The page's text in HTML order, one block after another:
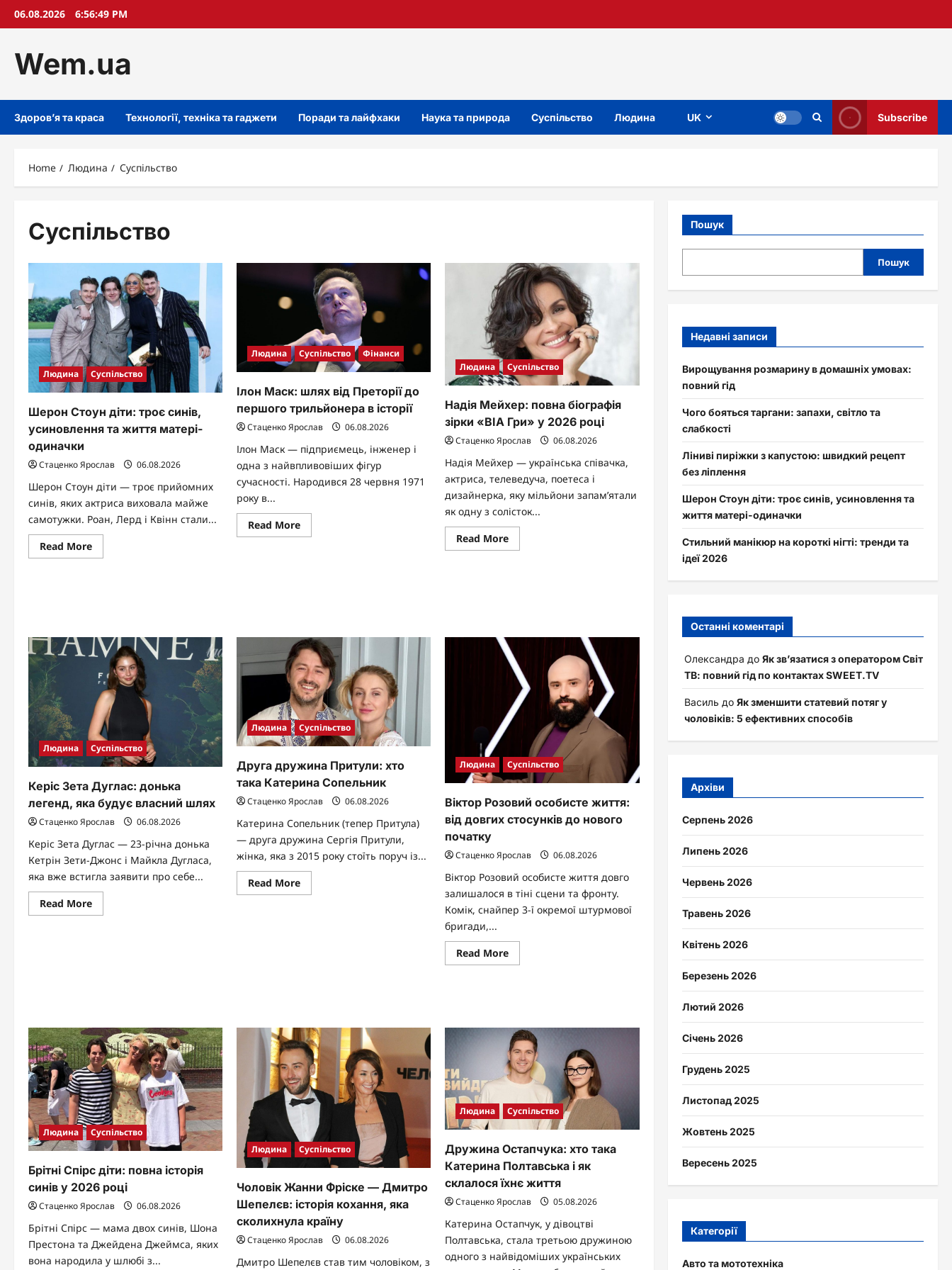
Skip06.08.2026 6:56:50 PM
Wem.ua
Здоров’я та краса Технології, техніка та гаджети Поради та лайфхаки Наука та природа Суспільство Людина UK Subscribe
Home Людина Суспільство
Суспільство
Людина Суспільство
Шерон Стоун діти: троє синів,
усиновлення та життя матері-
одиначки
Стаценко Ярослав 06.08.2026
Шерон Стоун діти — троє прийомних
синів, яких актриса виховала майже
самотужки. Роан, Лерд і Квінн стали...
Read MoreRead
more
та
життя
матері-
одиначки
Людина Суспільство Фінанси
Ілон Маск: шлях від Преторії до
першого трильйонера в історії
Стаценко Ярослав 06.08.2026
Ілон Маск — підприємець, інженер і
одна з найвпливовіших фігур
сучасності. Народився 28 червня 1971
року в...
Read MoreRead
more
історії
Людина Суспільство
Надія Мейхер: повна біографія
зірки «ВІА Гри» у 2026 році
Стаценко Ярослав 06.08.2026
Надія Мейхер — українська співачка,
актриса, телеведуча, поетеса і
дизайнерка, яку мільйони запам’ятали
як одну з солісток...
Read MoreRead
more
у
2026
році
Людина Суспільство
Керіс Зета Дуглас: донька
легенд, яка будує власний шлях
Стаценко Ярослав 06.08.2026
Керіс Зета Дуглас — 23-річна донька
Кетрін Зети-Джонс і Майкла Дугласа,
яка вже встигла заявити про себе...
Read MoreRead
more
Людина Суспільство
Друга дружина Притули: хто
така Катерина Сопельник
Стаценко Ярослав 06.08.2026
Катерина Сопельник (тепер Притула)
— друга дружина Сергія Притули,
жінка, яка з 2015 року стоїть поруч із...
Read MoreRead
more
Людина Суспільство
Віктор Розовий особисте життя:
від довгих стосунків до нового
початку
Стаценко Ярослав 06.08.2026
Віктор Розовий особисте життя довго
залишалося в тіні сцени та фронту.
Комік, снайпер 3-ї окремої штурмової
бригади,...
Read MoreRead
more
довгих
стосунків
до
нового
початку
Людина Суспільство
Брітні Спірс діти: повна історія
синів у 2026 році
Стаценко Ярослав 06.08.2026
Брітні Спірс — мама двох синів, Шона
Престона та Джейдена Джеймса, яких
вона народила у шлюбі з...
Людина Суспільство
Чоловік Жанни Фріске — Дмитро
Шепелєв: історія кохання, яка
сколихнула країну
Стаценко Ярослав 06.08.2026
Дмитро Шепелєв став тим чоловіком, з
Людина Суспільство
Дружина Остапчука: хто така
Катерина Полтавська і як
склалося їхнє життя
Стаценко Ярослав 05.08.2026
Катерина Остапчук, у дівоцтві
Полтавська, стала третьою дружиною
одного з найвідоміших українських
Пошук
Пошук
Недавні записи
Вирощування розмарину в домашніх умовах:
повний гід
Чого бояться таргани: запахи, світло та
слабкості
Ліниві пиріжки з капустою: швидкий рецепт
без ліплення
Шерон Стоун діти: троє синів, усиновлення та
життя матері-одиначки
Стильний манікюр на короткі нігті: тренди та
ідеї 2026
Останні коментарі
Олександра до Як зв’язатися з оператором Світ
ТВ: повний гід по контактах SWEET.TV
Василь до Як зменшити статевий потяг у
чоловіків: 5 ефективних способів
Архіви
Серпень 2026
Липень 2026
Червень 2026
Травень 2026
Квітень 2026
Березень 2026
Лютий 2026
Січень 2026
Грудень 2025
Листопад 2025
Жовтень 2025
Вересень 2025
Категорії
Авто та мототехніка